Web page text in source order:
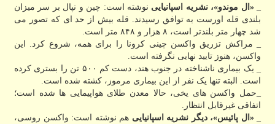
_«ال موندو»، نشریه اسپانیایی نوشته است: چین و نپال بر سر میزان
بلندی قله اورست به توافق رسیدند. قله بیش از حد ای که تصور می
شد چهار متر بلندتر است، ۸ هزار و ۸۴۸ متر است.
_ مراکش تزریق واکسن چینی کرونا را برای همه، شروع کرد. این
واکسن، هنوز تایید نهایی نگرفته است.
_ یک بیماری ناشناخته در جنوب هند، دست کم ۵۰۰ تن را بستری کرده
است. البته تنها یک نفر از این بیماری مرموز، کشته شده است.
_حمل واکسن های یخی، حالا معدن طلای هواپیمایی ها شده است؛
اتفاقی غیرقابل انتظار.
_«ال پائیس»، دیگر نشریه اسپانیایی هم نوشته است: واکسن روسی،